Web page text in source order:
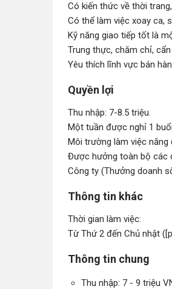
Có kiến thức về thời
Có thể làm việc xoay ca,
Kỹ năng giao tiếp tốt là
Trung thực, chăm chỉ,
Yêu thích lĩnh vực bán
Quyền lợi
Thu nhập: 7-8.5 triệu.
Một tuần được nghỉ 1
Môi trường làm việc
Được hưởng toàn bộ các
Công ty (Thưởng doanh
Thông tin khác
Thời gian làm việc:
Từ Thứ 2 đến Chủ nhật
Thông tin chung
Thu nhập: 7 - 9 triệu